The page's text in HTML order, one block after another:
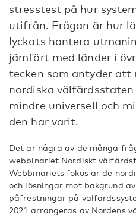
stresstest på hur
utifrån. Frågan är hur
lyckats hantera
jämfört med länder i
tecken som antyder
nordiska
mindre universell och
den har varit.
Det är några av de många
webbinariet Nordiskt
Webbinariets fokus är de
och lösningar mot bakgrund
påfrestningar på
2021 arrangeras av Nordens